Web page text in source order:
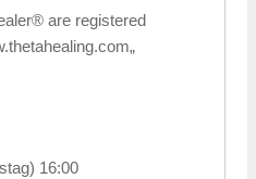
are registered
16:00